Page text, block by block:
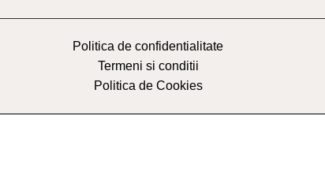
Politica de confidentialitate
Termeni si conditii
Politica de Cookies